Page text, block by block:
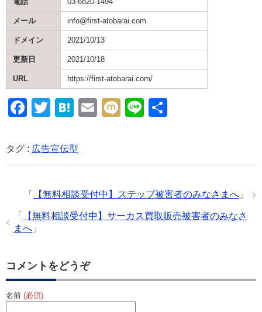
メール info@first-atobarai.com
ドメイン 2021/10/13
更新日 2021/10/18
URL https://first-atobarai.com/
F
c
e
o
o
k
T
tt
er
H
e
n
E
M Li
タグ : 広告宣伝型
「 【無料相談受付中】ステップ被害者のみなさまへ 」
「
【無料相談受付中】サーカス買取販売被害者のみなさ
まへ 」
コメントをどうぞ
名前 (必須)